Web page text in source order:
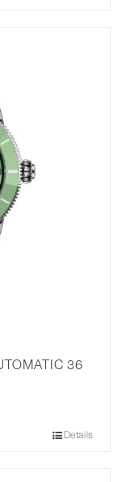
36
Details